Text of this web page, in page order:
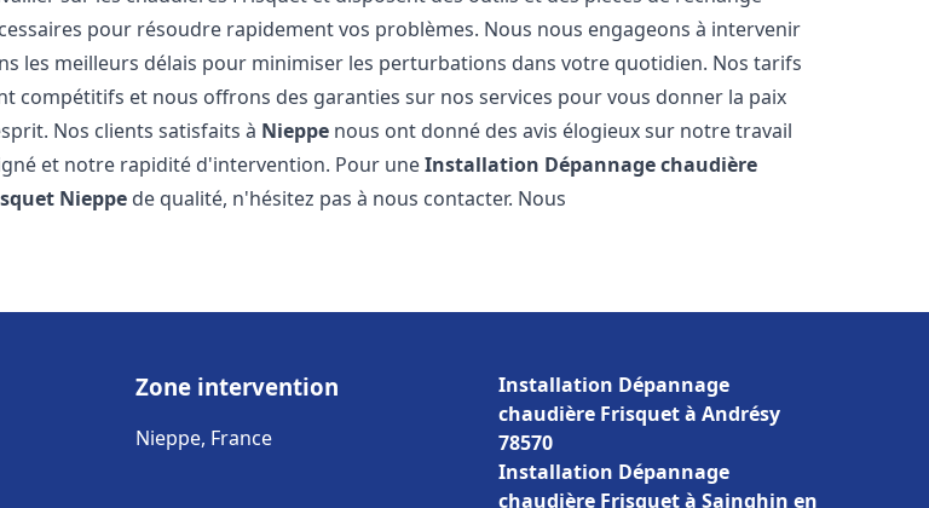
pour résoudre rapidement vos problèmes. Nous nous engageons à intervenir
les meilleurs délais pour minimiser les perturbations dans votre quotidien. Nos tarifs
compétitifs et nous offrons des garanties sur nos services pour vous donner la paix
Nos clients satisfaits à Nieppe nous ont donné des avis élogieux sur notre travail
et notre rapidité d'intervention. Pour uneInstallation Dépannage chaudière
Nieppe de qualité, n'hésitez pas à nous contacter. Nous
Zone intervention
Nieppe, France
Installation Dépannage
chaudière Frisquet à Andrésy
78570
Installation Dépannage
chaudière Frisquet à Sainghin en